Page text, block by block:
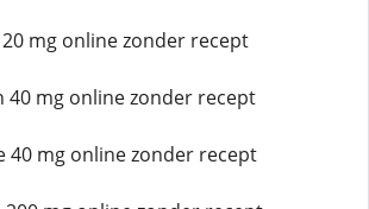
mg online zonder recept
40 mg online zonder recept
40 mg online zonder recept